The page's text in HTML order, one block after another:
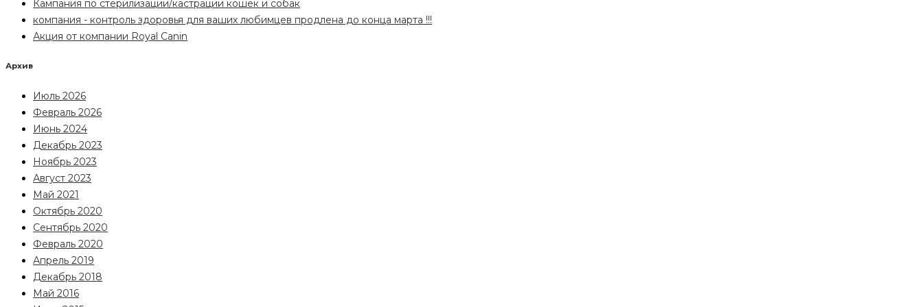
Кампания по стерилизации/кастрации кошек и собак
компания - контроль здоровья для ваших любимцев продлена до конца марта !!!
Акция от компании Royal Canin
Архив
Июль 2026
Февраль 2026
Июнь 2024
Декабрь 2023
Ноябрь 2023
Август 2023
Май 2021
Октябрь 2020
Сентябрь 2020
Февраль 2020
Апрель 2019
Декабрь 2018
Май 2016